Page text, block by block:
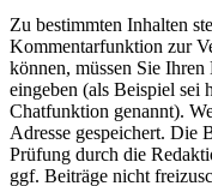
Zu bestimmten Inhalten
Kommentarfunktion zur
können, müssen Sie
eingeben (als Beispiel sei
Chatfunktion genannt).
Adresse gespeichert. Die
Prüfung durch die
ggf. Beiträge nicht